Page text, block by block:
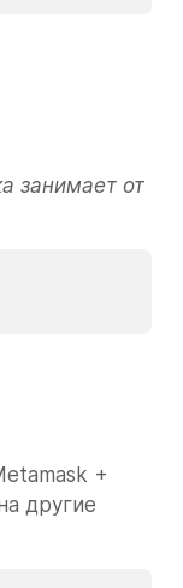
занимает от
+
другие